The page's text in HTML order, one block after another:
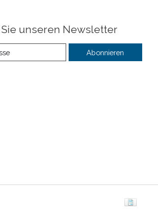
unseren Newsletter
Abonnieren